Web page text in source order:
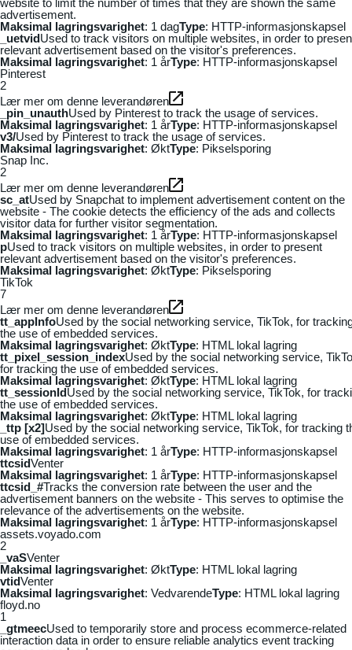
advertisement.
Maksimal lagringsvarighet: 1 dagType: HTTP-informasjonskapsel
_uetvidUsed to track visitors on multiple websites, in order to
relevant advertisement based on the visitor's preferences.
Maksimal lagringsvarighet: 1 årType: HTTP-informasjonskapsel
Pinterest
2
Lær mer om denne leverandøren
_pin_unauthUsed by Pinterest to track the usage of services.
Maksimal lagringsvarighet: 1 årType: HTTP-informasjonskapsel
v3/Used by Pinterest to track the usage of services.
Maksimal lagringsvarighet: ØktType: Pikselsporing
Snap Inc.
2
Lær mer om denne leverandøren
sc_atUsed by Snapchat to implement advertisement content on the
website - The cookie detects the efficiency of the ads and collects
visitor data for further visitor segmentation.
Maksimal lagringsvarighet: 1 årType: HTTP-informasjonskapsel
pUsed to track visitors on multiple websites, in order to present
relevant advertisement based on the visitor's preferences.
Maksimal lagringsvarighet: ØktType: Pikselsporing
TikTok
7
Lær mer om denne leverandøren
tt_appInfoUsed by the social networking service, TikTok, for
the use of embedded services.
Maksimal lagringsvarighet: ØktType: HTML lokal lagring
tt_pixel_session_indexUsed by the social networking service,
for tracking the use of embedded services.
Maksimal lagringsvarighet: ØktType: HTML lokal lagring
tt_sessionIdUsed by the social networking service, TikTok, for
the use of embedded services.
Maksimal lagringsvarighet: ØktType: HTML lokal lagring
_ttp [x2]Used by the social networking service, TikTok, for tracking
use of embedded services.
Maksimal lagringsvarighet: 1 årType: HTTP-informasjonskapsel
ttcsidVenter
Maksimal lagringsvarighet: 1 årType: HTTP-informasjonskapsel
ttcsid_#Tracks the conversion rate between the user and the
advertisement banners on the website - This serves to optimise the
relevance of the advertisements on the website.
Maksimal lagringsvarighet: 1 årType: HTTP-informasjonskapsel
assets.voyado.com
2
_vaSVenter
Maksimal lagringsvarighet: ØktType: HTML lokal lagring
vtidVenter
Maksimal lagringsvarighet: VedvarendeType: HTML lokal lagring
floyd.no
1
_gtmeecUsed to temporarily store and process ecommerce-related
interaction data in order to ensure reliable analytics event tracking